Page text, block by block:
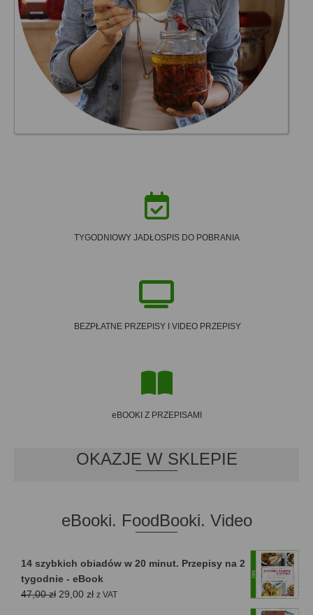
TYGODNIOWY JADŁOSPIS DO POBRANIA
BEZPŁATNE PRZEPISY I VIDEO PRZEPISY
eBOOKI Z PRZEPISAMI
OKAZJE W SKLEPIE
eBooki. FoodBooki. Video
14 szybkich obiadów w 20 minut. Przepisy na 2
tygodnie - eBook
47,00zł Pierwotna
29,00 złAktualna
z VAT